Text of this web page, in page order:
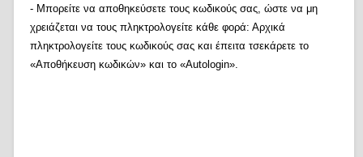
- Μπορείτε να αποθηκεύσετε τους κωδικούς σας, ώστε να μη
χρειάζεται να τους πληκτρολογείτε κάθε φορά: Αρχικά
πληκτρολογείτε τους κωδικούς σας και έπειτα τσεκάρετε το
«Αποθήκευση κωδικών» και το «Autologin».